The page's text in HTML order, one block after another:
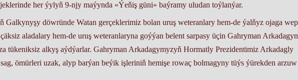
her ýylyň 9-njy maýynda «Ýeňiş güni» baýramy uludan toýlanýar.
Galkynyşy döwründe Watan gerçeklerimiz bolan uruş weteranlary hem-de ýalňyz ojaga
aladalary hem-de uruş weteranlaryna goýýan belent sarpasy üçin Gahryman
tükeniksiz alkyş aýdýarlar. Gahryman Arkadagymyzyň Hormatly Prezidentimiz Arkadagly
ömürleri uzak, alyp barýan beýik işleriniň hemişe rowaç bolmagyny tüýs ýürekden arzuw